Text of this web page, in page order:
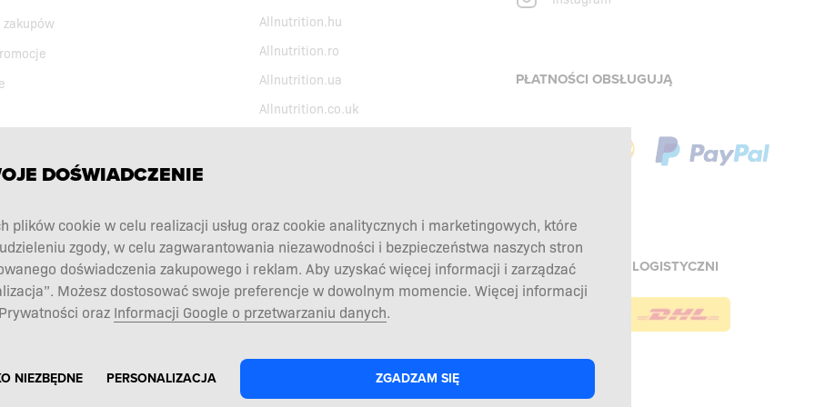
Allnutrition.hu
Allnutrition.ro
Allnutrition.ua
Allnutrition.co.uk
PŁATNOŚCI OBSŁUGUJĄ
NASI PARTNERZY LOGISTYCZNI
DOŚWIADCZENIE
plików cookie w celu realizacji usług oraz cookie analitycznych i marketingowych, które
zgody, w celu zagwarantowania niezawodności i bezpieczeństwa naszych stron
doświadczenia zakupowego i reklam. Aby uzyskać więcej informacji i zarządzać
Możesz dostosować swoje preferencje w dowolnym momencie. Więcej informacji
oraz Informacji Google o przetwarzaniu danych.
NIEZBĘDNE PERSONALIZACJA ZGADZAM SIĘ